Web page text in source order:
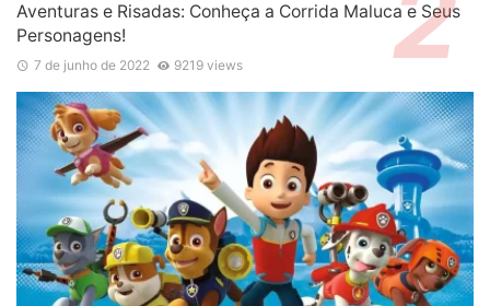
Aventuras e Risadas: Conheça a Corrida Maluca e Seus
Personagens!
7 de junho de 2022 9219 views